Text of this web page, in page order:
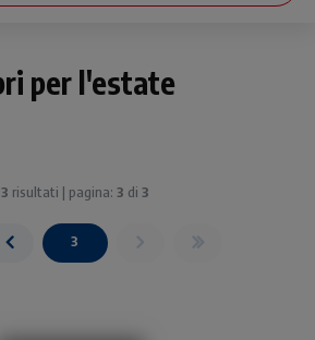
per l'estate
risultati | pagina: 3 di 3
3